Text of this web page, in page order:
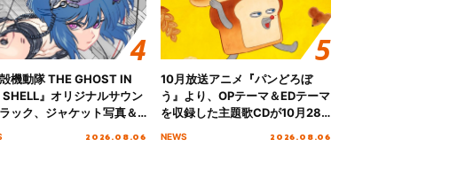
殻機動隊 THE GHOST IN
』オリジナルサウン
ック、ジャケット写真＆
2026.08.06
10月放送アニメ『パンどろぼ
う』より、OPテーマ＆EDテーマ
を収録した主題歌CDが10月28
NEWS 2026.08.06